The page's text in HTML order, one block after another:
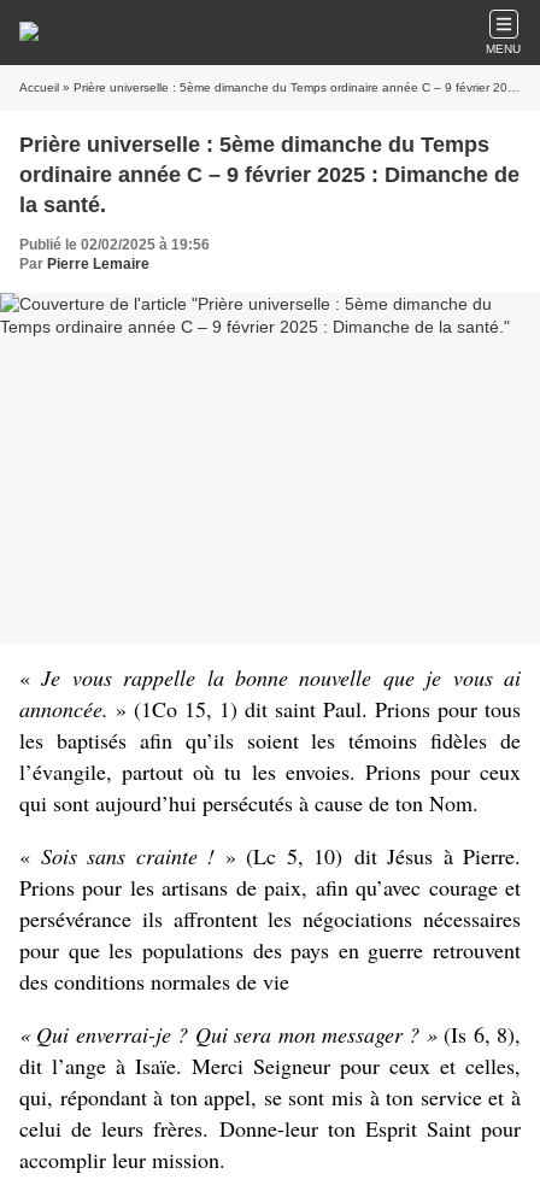
MENU
Accueil » Prière universelle : 5ème dimanche du Temps ordinaire année C – 9 février 2025 : Dimanche de la santé.
Prière universelle : 5ème dimanche du Temps
ordinaire année C – 9 février 2025 : Dimanche de
la santé.
Publié le 02/02/2025 à 19:56
Par Pierre Lemaire
«Je vous rappelle la bonne nouvelle que je vous ai
annoncée. » (1Co 15, 1) dit saint Paul. Prions pour tous
les baptisés afin qu’ils soient les témoins fidèles de
l’évangile, partout où tu les envoies. Prions pour ceux
qui sont aujourd’hui persécutés à cause de ton Nom.
« Sois sans crainte ! » (Lc 5, 10) dit Jésus à Pierre.
Prions pour les artisans de paix, afin qu’avec courage et
persévérance ils affrontent les négociations nécessaires
pour que les populations des pays en guerre retrouvent
des conditions normales de vie
« Qui enverrai-je ? Qui sera mon messager ? »(Is 6, 8),
dit l’ange à Isaïe. Merci Seigneur pour ceux et celles,
qui, répondant à ton appel, se sont mis à ton service et à
celui de leurs frères. Donne-leur ton Esprit Saint pour
accomplir leur mission.